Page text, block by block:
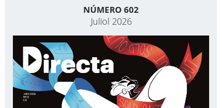
NÚMERO 602
Juliol 2026